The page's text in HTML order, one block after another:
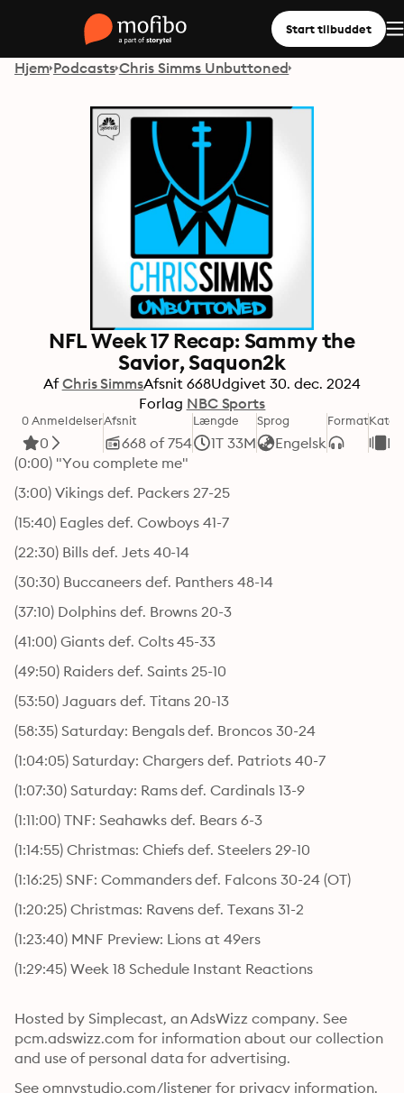
Start tilbuddet
Hjem Podcasts Chris Simms Unbuttoned
NFL Week 17 Recap: Sammy the
Savior, Saquon2k
Af Chris SimmsAfsnit 668Udgivet 30. dec. 2024
Forlag NBC Sports
0 Anmeldelser
0
Afsnit
668 of 754
Længde
1T 33M
Sprog
Engelsk
Format
(0:00) "You complete me"
(3:00) Vikings def. Packers 27-25
(15:40) Eagles def. Cowboys 41-7
(22:30) Bills def. Jets 40-14
(30:30) Buccaneers def. Panthers 48-14
(37:10) Dolphins def. Browns 20-3
(41:00) Giants def. Colts 45-33
(49:50) Raiders def. Saints 25-10
(53:50) Jaguars def. Titans 20-13
(58:35) Saturday: Bengals def. Broncos 30-24
(1:04:05) Saturday: Chargers def. Patriots 40-7
(1:07:30) Saturday: Rams def. Cardinals 13-9
(1:11:00) TNF: Seahawks def. Bears 6-3
(1:14:55) Christmas: Chiefs def. Steelers 29-10
(1:16:25) SNF: Commanders def. Falcons 30-24 (OT)
(1:20:25) Christmas: Ravens def. Texans 31-2
(1:23:40) MNF Preview: Lions at 49ers
(1:29:45) Week 18 Schedule Instant Reactions
Hosted by Simplecast, an AdsWizz company. See
pcm.adswizz.com for information about our collection
and use of personal data for advertising.
See omnystudio.com/listener for privacy information.